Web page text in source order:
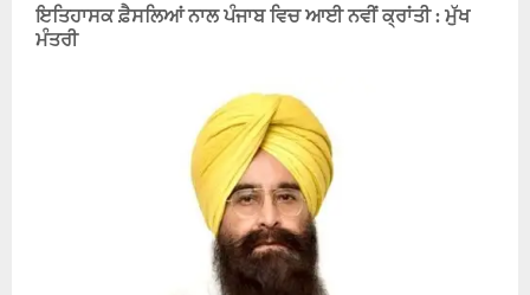
ਇਤਿਹਾਸਕ ਫ਼ੈਸਲਿਆਂ ਨਾਲ ਪੰਜਾਬ ਵਿਚ ਆਈ ਨਵੀਂ ਕ੍ਰਾਂਤੀ : ਮੁੱਖ
ਮੰਤਰੀ